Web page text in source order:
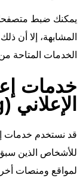
يمكنك ضبط متصفحك
المشابهة، إلا أن
الخدمات المتاحة
خدمات
الإعلاني (Remarketing)
قد نستخدم خدمات
للأشخاص الذين سبق
لمواقع ومنصات